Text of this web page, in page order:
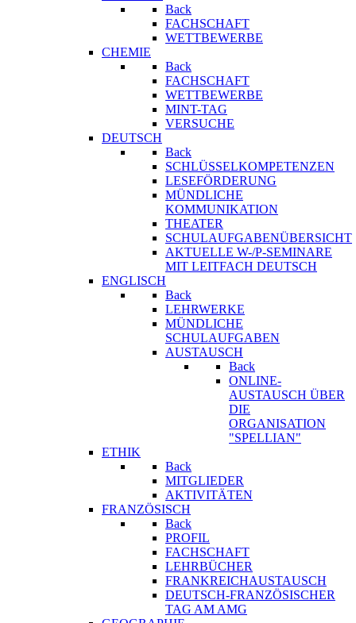
Back
FACHSCHAFT
WETTBEWERBE
CHEMIE
Back
FACHSCHAFT
WETTBEWERBE
MINT-TAG
VERSUCHE
DEUTSCH
Back
SCHLÜSSELKOMPETENZEN
LESEFÖRDERUNG
MÜNDLICHE
KOMMUNIKATION
THEATER
SCHULAUFGABENÜBERSICHT
AKTUELLE W-/P-SEMINARE
MIT LEITFACH DEUTSCH
ENGLISCH
Back
LEHRWERKE
MÜNDLICHE
SCHULAUFGABEN
AUSTAUSCH
Back
ONLINE-
AUSTAUSCH ÜBER
DIE
ORGANISATION
"SPELLIAN"
ETHIK
Back
MITGLIEDER
AKTIVITÄTEN
FRANZÖSISCH
Back
PROFIL
FACHSCHAFT
LEHRBÜCHER
FRANKREICHAUSTAUSCH
DEUTSCH-FRANZÖSISCHER
TAG AM AMG